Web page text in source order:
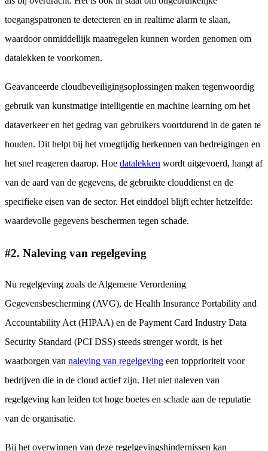
toegangspatronen te detecteren en in realtime alarm te slaan,
waardoor onmiddellijk maatregelen kunnen worden genomen om
datalekken te voorkomen.
Geavanceerde cloudbeveiligingsoplossingen maken tegenwoordig
gebruik van kunstmatige intelligentie en machine learning om het
dataverkeer en het gedrag van gebruikers voortdurend in de gaten te
houden. Dit helpt bij het vroegtijdig herkennen van bedreigingen en
het snel reageren daarop. Hoe datalekken wordt uitgevoerd, hangt af
van de aard van de gegevens, de gebruikte clouddienst en de
specifieke eisen van de sector. Het einddoel blijft echter hetzelfde:
waardevolle gegevens beschermen tegen schade.
#2. Naleving van regelgeving
Nu regelgeving zoals de Algemene Verordening
Gegevensbescherming (AVG), de Health Insurance Portability and
Accountability Act (HIPAA) en de Payment Card Industry Data
Security Standard (PCI DSS) steeds strenger wordt, is het
waarborgen van naleving van regelgeving een topprioriteit voor
bedrijven die in de cloud actief zijn. Het niet naleven van
regelgeving kan leiden tot hoge boetes en schade aan de reputatie
van de organisatie.
Bij het overwinnen van deze regelgevingshindernissen kan